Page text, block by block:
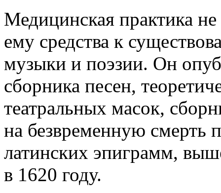
Медицинская практика
ему средства к
музыки и поэзии. Он
сборника песен,
театральных масок,
на безвременную смерть
латинских эпиграмм,
в 1620 году.